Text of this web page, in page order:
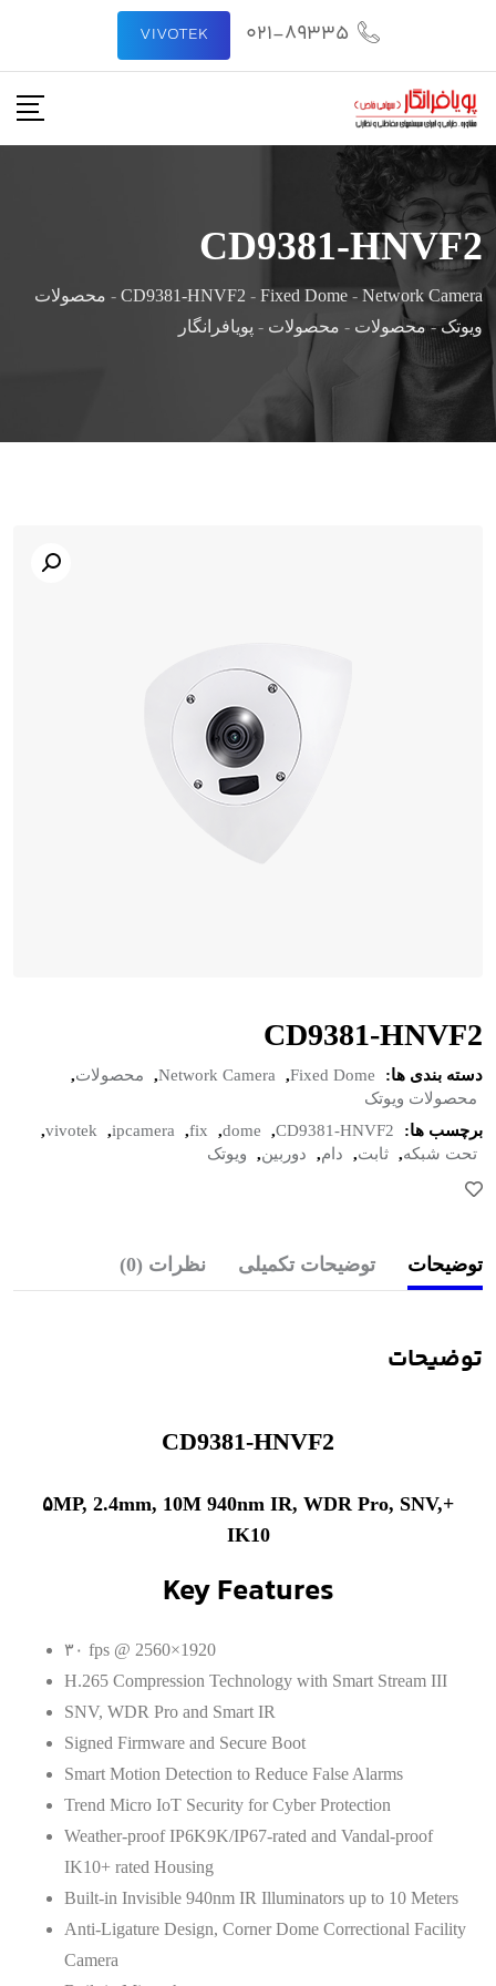
021-89335
VIVOTEK
CD9381-HNVF2
CD9381-HNVF2 - Fixed Dome - Network Camera
- محصولات
ویوتک-محصولات - محصولات - پویافرانگار
CD9381-HNVF2
دسته بندی ها: Fixed Dome
,
Network Camera
, محصولات,
محصولات ویوتک
برچسب ها:
CD9381-HNVF2
,
dome
,
fix
,
ipcamera
,
vivotek
,
تحت شبکه, ثابت, دام, دوربین, ویوتک
توضیحات توضیحات تکمیلی نظرات (0)
توضیحات
CD9381-HNVF2
+۵MP, 2.4mm, 10M 940nm IR, WDR Pro, SNV,
IK10
Key Features
۳۰ fps @ 2560×1920
H.265 Compression Technology with Smart Stream III
SNV, WDR Pro and Smart IR
Signed Firmware and Secure Boot
Smart Motion Detection to Reduce False Alarms
Trend Micro IoT Security for Cyber Protection
Weather-proof IP6K9K/IP67-rated and Vandal-proof
IK10+ rated Housing
Built-in Invisible 940nm IR Illuminators up to 10 Meters
Anti-Ligature Design, Corner Dome Correctional Facility
Camera